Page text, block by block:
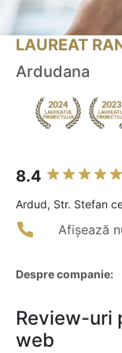
LAUREAT
Ardudana
8.4
Ardud, Str. Stefan
Afișează
Despre companie:
Review-uri
web